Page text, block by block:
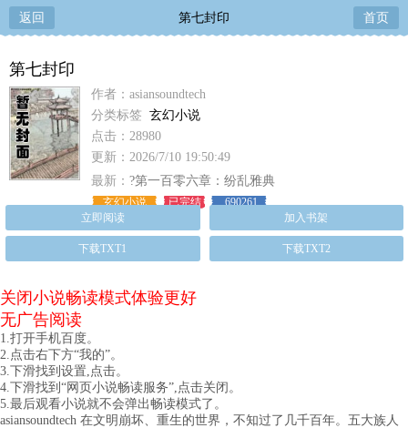
返回 第七封印 首页
第七封印
作者：asiansoundtech
分类标签 玄幻小说
点击：28980
更新：2026/7/10 19:50:49
最新： ?第一百零六章：纷乱雅典
玄幻小说 已完结
690261
立即阅读
加入书架
下载TXT1 下载TXT2
关闭小说畅读模式体验更好
无广告阅读
1.打开手机百度。
2.点击右下方“我的”。
3.下滑找到设置,点击。
4.下滑找到“网页小说畅读服务”,点击关闭。
5.最后观看小说就不会弹出畅读模式了。
asiansoundtech 在文明崩坏、重生的世界，不知过了几千百年。五大族人